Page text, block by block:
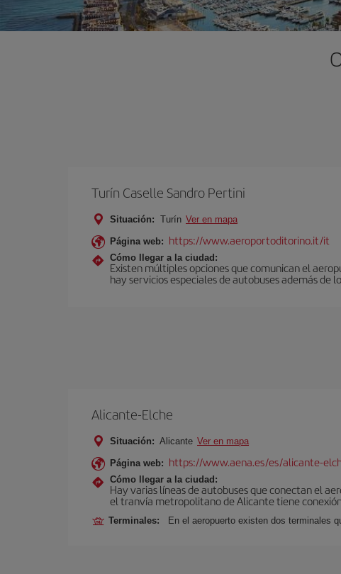
Turín Caselle Sandro Pertini
Situación: Turín Ver en mapa
Página web: https://www.aeroportoditorino.it/it
Cómo llegar a la ciudad:
Existen múltiples opciones que comunican el
hay servicios especiales de autobuses además de
Alicante-Elche
Situación: Alicante Ver en mapa
Página web: https://www.aena.es/es/alicante-
Cómo llegar a la ciudad:
Hay varias líneas de autobuses que conectan el
el tranvía metropolitano de Alicante tiene
Terminales: En el aeropuerto existen dos terminales